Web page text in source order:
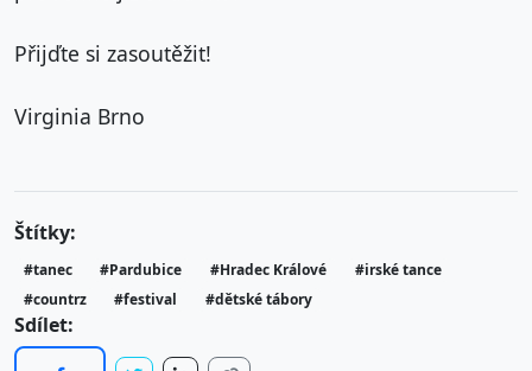
Přijďte si zasoutěžit!
Virginia Brno
Štítky:
#tanec #Pardubice #Hradec Králové
#irské tance
#countrz
#festival #dětské tábory
Sdílet: